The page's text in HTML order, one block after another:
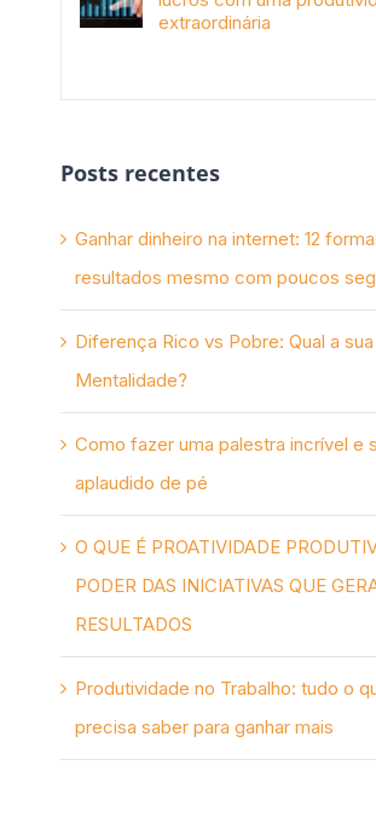
extraordinária
Posts recentes
Ganhar dinheiro na internet: 12
resultados mesmo com poucos
Diferença Rico vs Pobre: Qual a sua
Mentalidade?
Como fazer uma palestra incrível e
aplaudido de pé
O QUE É PROATIVIDADE
PODER DAS INICIATIVAS QUE
RESULTADOS
Produtividade no Trabalho: tudo o
precisa saber para ganhar mais